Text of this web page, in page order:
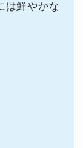
は鮮やかな